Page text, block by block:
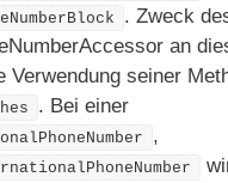
. Zweck
an
Verwendung seiner
. Bei einer
,